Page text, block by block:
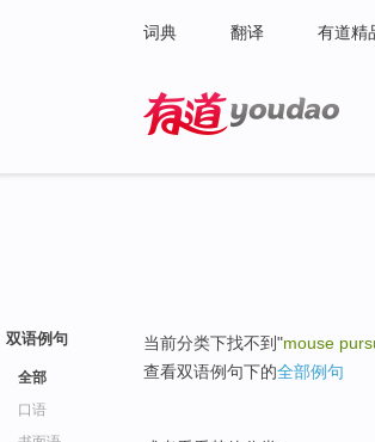
词典 翻译 有道精
双语例句
全部
口语
当前分类下找不到"mouse
查看双语例句下的全部例句